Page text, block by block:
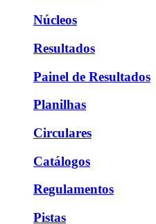
Núcleos
Resultados
Painel de Resultados
Planilhas
Circulares
Catálogos
Regulamentos
Pistas